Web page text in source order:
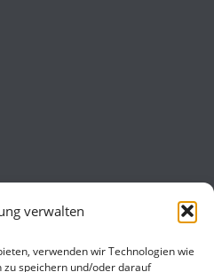
verwalten
verwenden wir Technologien wie
speichern und/oder darauf